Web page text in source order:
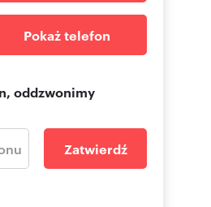
Pokaż telefon
oddzwonimy
Zatwierdź